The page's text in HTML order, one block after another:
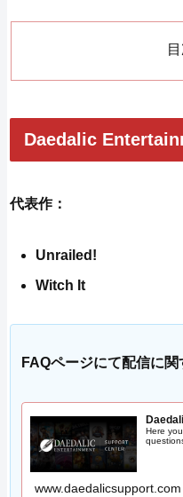
Daedalic
代表作：
Unrailed!
Witch It
FAQページにて配信に関
Here
www.daedalicsupport.com